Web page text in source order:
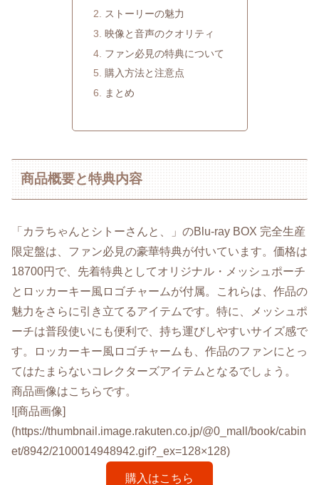
ストーリーの魅力
映像と音声のクオリティ
ファン必見の特典について
購入方法と注意点
まとめ
商品概要と特典内容
「カラちゃんとシトーさんと、」のBlu-ray BOX 完全生産
限定盤は、ファン必見の豪華特典が付いています。価格は
18700円で、先着特典としてオリジナル・メッシュポーチ
とロッカーキー風ロゴチャームが付属。これらは、作品の
魅力をさらに引き立てるアイテムです。特に、メッシュポ
ーチは普段使いにも便利で、持ち運びしやすいサイズ感で
す。ロッカーキー風ロゴチャームも、作品のファンにとっ
てはたまらないコレクターズアイテムとなるでしょう。
商品画像はこちらです。
![商品画像]
(https://thumbnail.image.rakuten.co.jp/@0_mall/book/cabin
et/8942/2100014948942.gif?_ex=128×128)
購入はこちら